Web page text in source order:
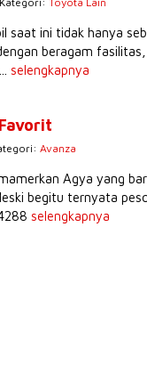
saat ini tidak hanya
beragam
selengkapnya
Avanza
Agya yang
begitu ternyata
selengkapnya